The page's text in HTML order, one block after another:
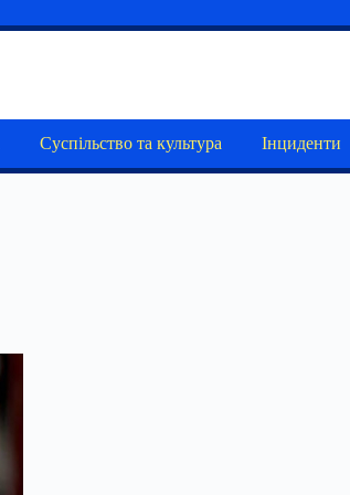
Суспільство та культура Інциденти